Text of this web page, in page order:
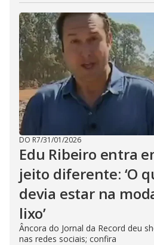
DO R7/31/01/2026
Edu Ribeiro entra
jeito diferente: ‘O
devia estar na
lixo’
Âncora do Jornal da Record deu
nas redes sociais; confira